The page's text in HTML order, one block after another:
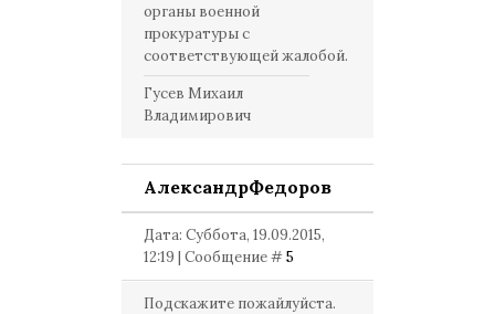
органы военной
прокуратуры с
соответствующей жалобой.
Гусев Михаил
Владимирович
АлександрФедоров
Дата: Суббота, 19.09.2015,
12:19 | Сообщение #5
Подскажите пожайлуйста.